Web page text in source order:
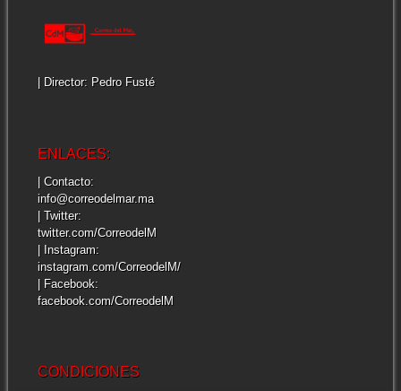
| Director: Pedro Fusté
ENLACES:
| Contacto:
info@correodelmar.ma
| Twitter:
twitter.com/CorreodelM
| Instagram:
instagram.com/CorreodelM/
| Facebook:
facebook.com/CorreodelM
CONDICIONES